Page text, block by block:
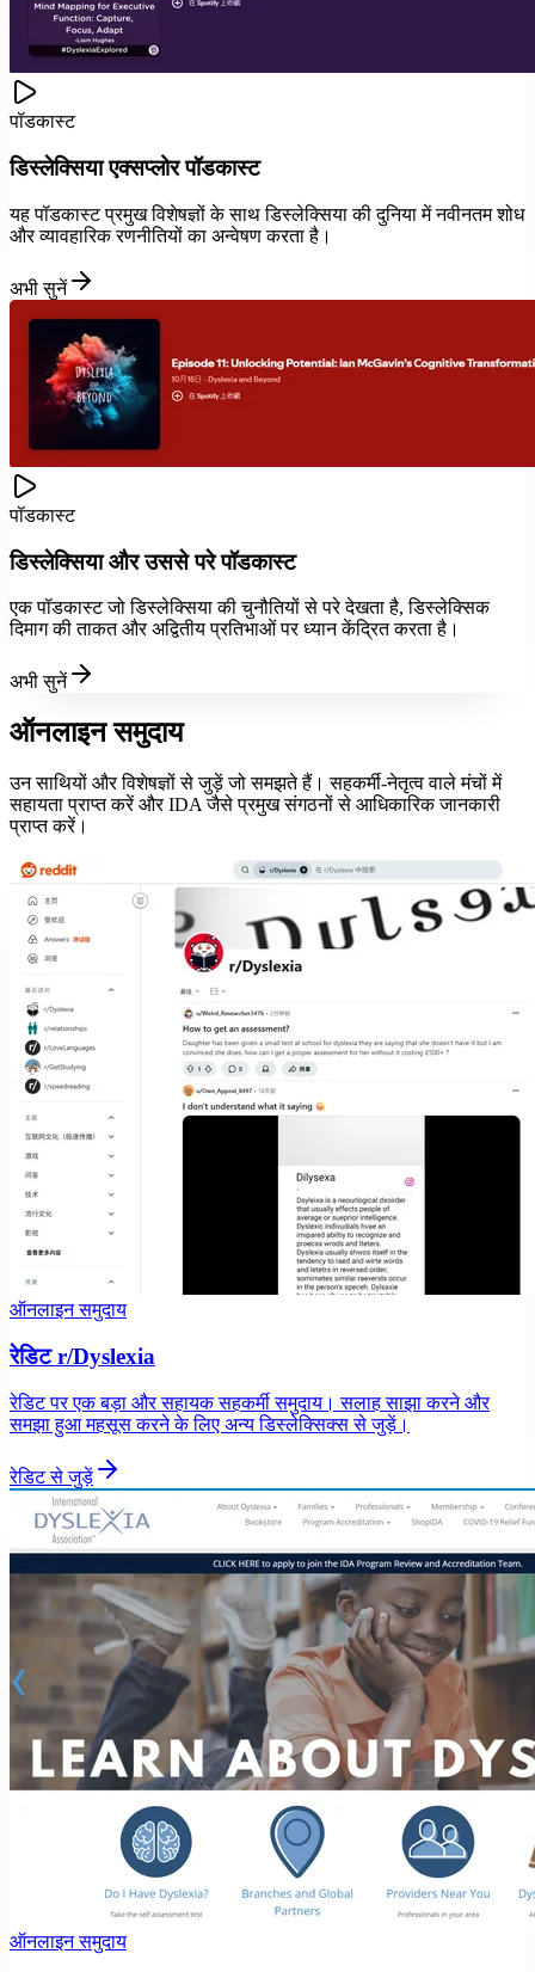
पॉडकास्ट
डिस्लेक्सिया एक्सप्लोर पॉडकास्ट
यह पॉडकास्ट प्रमुख विशेषज्ञों के साथ डिस्लेक्सिया की दुनिया में नवीनतम शोध
और व्यावहारिक रणनीतियों का अन्वेषण करता है।
अभी सुनें
पॉडकास्ट
डिस्लेक्सिया और उससे परे पॉडकास्ट
एक पॉडकास्ट जो डिस्लेक्सिया की चुनौतियों से परे देखता है, डिस्लेक्सिक
दिमाग की ताकत और अद्वितीय प्रतिभाओं पर ध्यान केंद्रित करता है।
अभी सुनें
ऑनलाइन समुदाय
उन साथियों और विशेषज्ञों से जुड़ें जो समझते हैं। सहकर्मी-नेतृत्व वाले मंचों में
सहायता प्राप्त करें और IDA जैसे प्रमुख संगठनों से आधिकारिक जानकारी
प्राप्त करें।
ऑनलाइन समुदाय
रेडिट r/Dyslexia
रेडिट पर एक बड़ा और सहायक सहकर्मी समुदाय। सलाह साझा करने और
समझा हुआ महसूस करने के लिए अन्य डिस्लेक्सिक्स से जुड़ें।
रेडिट से जुड़ें
ऑनलाइन समुदाय